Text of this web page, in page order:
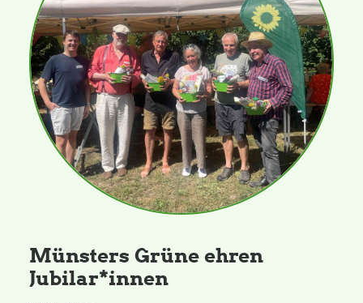
Mitglied werden
Kommunalpolitik
Engagement-Sprechstunde
Grüne Jugend
CampusGrün
Münsters Grüne ehren
Jubilar*innen